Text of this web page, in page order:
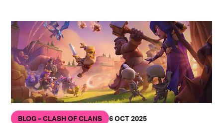
BLOG – CLASH OF CLANS 6 OCT 2025